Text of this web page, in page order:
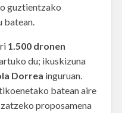
guztientzako
batean.
1.500 dronen
du; ikuskizuna
Dorrea inguruan.
batean aire
proposamena